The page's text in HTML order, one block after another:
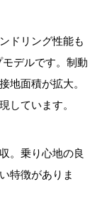
ドリング性能も
デルです。制動
地面積が拡大。
しています。
。乗り心地の良
特徴がありま